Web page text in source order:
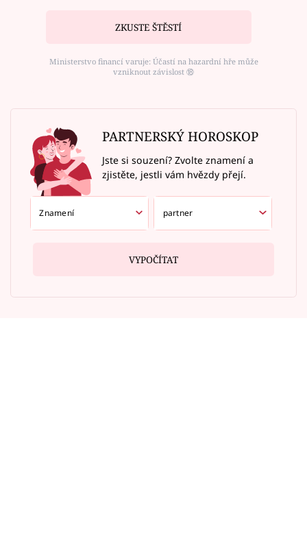
ZKUSTE ŠTĚSTÍ
Ministerstvo financí varuje: Účastí na hazardní hře může
vzniknout závislost ⑱
PARTNERSKÝ HOROSKOP
Jste si souzení? Zvolte znamení a
zjistěte, jestli vám hvězdy přejí.
VYPOČÍTAT